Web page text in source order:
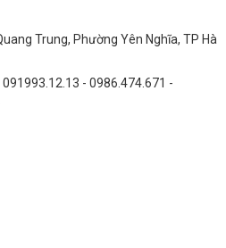
Trung, Phường Yên Nghĩa, TP Hà
- 0986.474.671 -